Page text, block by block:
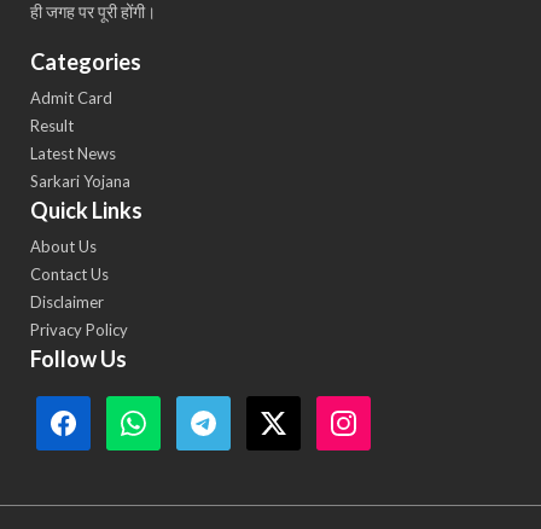
ही जगह पर पूरी होंगी।
Categories
Admit Card
Result
Latest News
Sarkari Yojana
Quick Links
About Us
Contact Us
Disclaimer
Privacy Policy
Follow Us